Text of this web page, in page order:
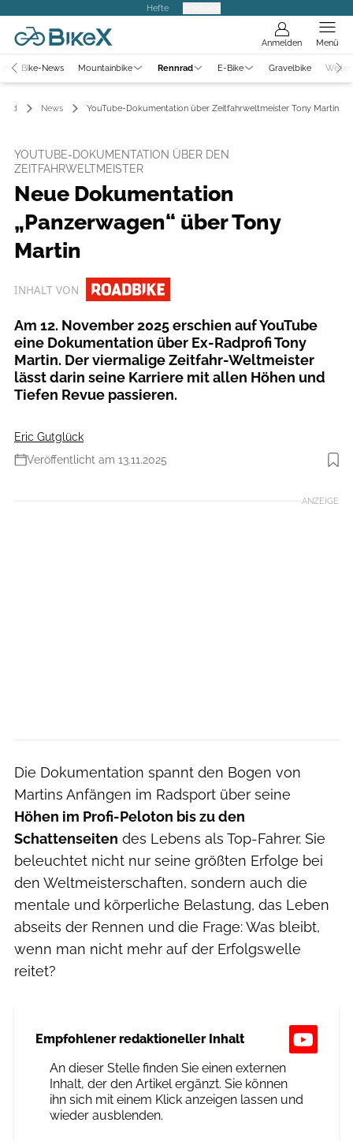
Hefte
Anmelden Menü
Bike-News Mountainbike Rennrad E-Bike Gravelbike
News YouTube-Dokumentation über Zeitfahrweltmeister Tony Martin
YOUTUBE-DOKUMENTATION ÜBER DEN
ZEITFAHRWELTMEISTER
Neue Dokumentation
„Panzerwagen“ über Tony
Martin
INHALT VON
Am 12. November 2025 erschien auf YouTube
eine Dokumentation über Ex-Radprofi Tony
Martin. Der viermalige Zeitfahr-Weltmeister
lässt darin seine Karriere mit allen Höhen und
Tiefen Revue passieren.
Eric Gutglück
Veröffentlicht am 13.11.2025
Foto: TDW
ANZEIGE
Die Dokumentation spannt den Bogen von
Martins Anfängen im Radsport über seine
Höhen im Profi-Peloton bis zu den
Schattenseiten des Lebens als Top-Fahrer. Sie
beleuchtet nicht nur seine größten Erfolge bei
den Weltmeisterschaften, sondern auch die
mentale und körperliche Belastung, das Leben
abseits der Rennen und die Frage: Was bleibt,
wenn man nicht mehr auf der Erfolgswelle
reitet?
Empfohlener redaktioneller Inhalt
An dieser Stelle finden Sie einen externen
Inhalt, der den Artikel ergänzt. Sie können
ihn sich mit einem Klick anzeigen lassen und
wieder ausblenden.